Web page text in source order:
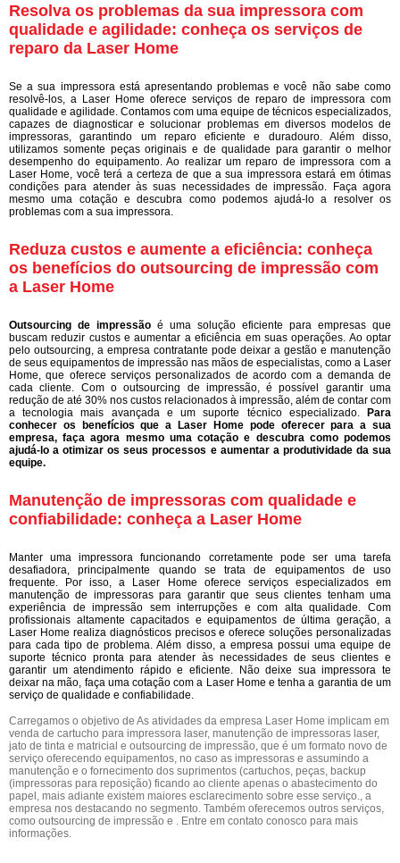
Resolva os problemas da sua impressora com
qualidade e agilidade: conheça os serviços de
reparo da Laser Home
Se a sua impressora está apresentando problemas e você não sabe como
resolvê-los, a Laser Home oferece serviços de reparo de impressora com
qualidade e agilidade. Contamos com uma equipe de técnicos especializados,
capazes de diagnosticar e solucionar problemas em diversos modelos de
impressoras, garantindo um reparo eficiente e duradouro. Além disso,
utilizamos somente peças originais e de qualidade para garantir o melhor
desempenho do equipamento. Ao realizar um reparo de impressora com a
Laser Home, você terá a certeza de que a sua impressora estará em ótimas
condições para atender às suas necessidades de impressão. Faça agora
mesmo uma cotação e descubra como podemos ajudá-lo a resolver os
problemas com a sua impressora.
Reduza custos e aumente a eficiência: conheça
os benefícios do outsourcing de impressão com
a Laser Home
Outsourcing de impressão é uma solução eficiente para empresas que
buscam reduzir custos e aumentar a eficiência em suas operações. Ao optar
pelo outsourcing, a empresa contratante pode deixar a gestão e manutenção
de seus equipamentos de impressão nas mãos de especialistas, como a Laser
Home, que oferece serviços personalizados de acordo com a demanda de
cada cliente. Com o outsourcing de impressão, é possível garantir uma
redução de até 30% nos custos relacionados à impressão, além de contar com
a tecnologia mais avançada e um suporte técnico especializado. Para
conhecer os benefícios que a Laser Home pode oferecer para a sua
empresa, faça agora mesmo uma cotação e descubra como podemos
ajudá-lo a otimizar os seus processos e aumentar a produtividade da sua
equipe.
Manutenção de impressoras com qualidade e
confiabilidade: conheça a Laser Home
Manter uma impressora funcionando corretamente pode ser uma tarefa
desafiadora, principalmente quando se trata de equipamentos de uso
frequente. Por isso, a Laser Home oferece serviços especializados em
manutenção de impressoras para garantir que seus clientes tenham uma
experiência de impressão sem interrupções e com alta qualidade. Com
profissionais altamente capacitados e equipamentos de última geração, a
Laser Home realiza diagnósticos precisos e oferece soluções personalizadas
para cada tipo de problema. Além disso, a empresa possui uma equipe de
suporte técnico pronta para atender às necessidades de seus clientes e
garantir um atendimento rápido e eficiente. Não deixe sua impressora te
deixar na mão, faça uma cotação com a Laser Home e tenha a garantia de um
serviço de qualidade e confiabilidade.
Carregamos o objetivo de As atividades da empresa Laser Home implicam em
venda de cartucho para impressora laser, manutenção de impressoras laser,
jato de tinta e matricial e outsourcing de impressão, que é um formato novo de
serviço oferecendo equipamentos, no caso as impressoras e assumindo a
manutenção e o fornecimento dos suprimentos (cartuchos, peças, backup
(impressoras para reposição) ficando ao cliente apenas o abastecimento do
papel, mais adiante existem maiores esclarecimento sobre esse serviço., a
empresa nos destacando no segmento. Também oferecemos outros serviços,
como outsourcing de impressão e . Entre em contato conosco para mais
informações.